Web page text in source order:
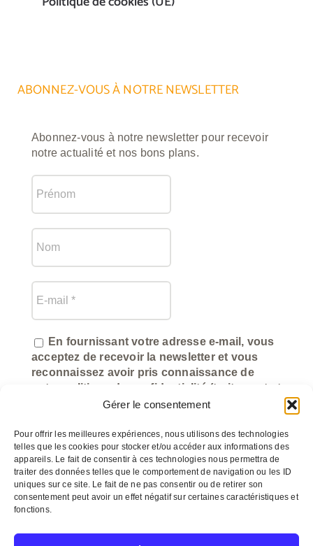
Gérer le consentement
Pour offrir les meilleures expériences, nous utilisons des technologies
telles que les cookies pour stocker et/ou accéder aux informations des
appareils. Le fait de consentir à ces technologies nous permettra de
traiter des données telles que le comportement de navigation ou les ID
uniques sur ce site. Le fait de ne pas consentir ou de retirer son
consentement peut avoir un effet négatif sur certaines caractéristiques et
fonctions.
ABONNEZ-VOUS À NOTRE NEWSLETTER
Abonnez-vous à notre newsletter pour recevoir
notre actualité et nos bons plans.
En fournissant votre adresse e-mail, vous
acceptez de recevoir la newsletter et vous
reconnaissez avoir pris connaissance de
notre politique de confidentialité (traitement et
utilisation des données).